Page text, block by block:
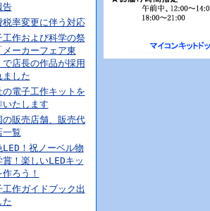
告
税率変更に伴う対応
工作および科学の祭
メーカーフェア東
で店長の作品が採用
ました
の電子工作キットを
いたします
の販売店舗、販売代
一覧
LED！祝ノーベル物
賞！楽しいLEDキッ
作ろう！
工作ガイドブック出
た